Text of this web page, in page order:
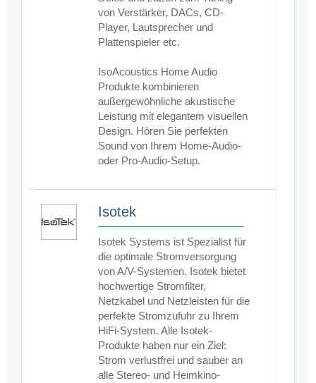
von Verstärker, DACs, CD-
Player, Lautsprecher und
Plattenspieler etc.
IsoAcoustics Home Audio
Produkte kombinieren
außergewöhnliche akustische
Leistung mit elegantem visuellen
Design. Hören Sie perfekten
Sound von Ihrem Home-Audio-
oder Pro-Audio-Setup.
Isotek
Isotek Systems ist Spezialist für
die optimale Stromversorgung
von A/V-Systemen. Isotek bietet
hochwertige Stromfilter,
Netzkabel und Netzleisten für die
perfekte Stromzufuhr zu Ihrem
HiFi-System. Alle Isotek-
Produkte haben nur ein Ziel:
Strom verlustfrei und sauber an
alle Stereo- und Heimkino-